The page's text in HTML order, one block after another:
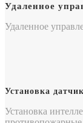
Удаленное
Удаленное
Установка
Установка